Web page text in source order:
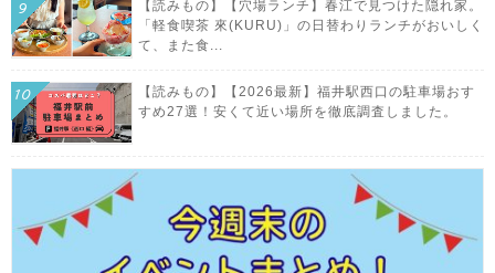
【読みもの】【穴場ランチ】春江で見つけた隠れ家。
「軽食喫茶 來(KURU)」の日替わりランチがおいしく
て、また食...
【読みもの】【2026最新】福井駅西口の駐車場おす
すめ27選！安くて近い場所を徹底調査しました。